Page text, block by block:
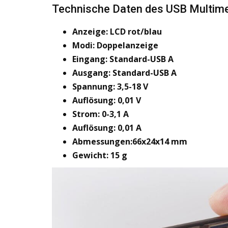
Technische Daten des USB
Anzeige: LCD rot/blau
Modi: Doppelanzeige
Eingang: Standard-USB A
Ausgang: Standard-USB A
Spannung: 3,5-18 V
Auflösung: 0,01 V
Strom: 0-3,1 A
Auflösung: 0,01 A
Abmessungen:66x24x14 mm
Gewicht: 15 g